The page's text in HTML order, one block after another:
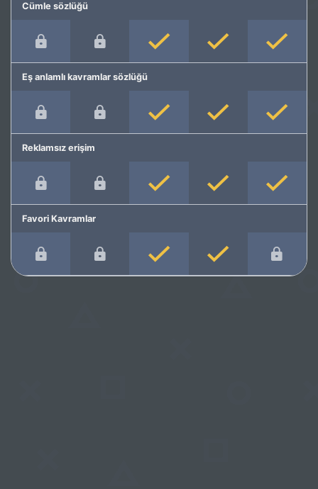
Cümle sözlüğü
Eş anlamlı kavramlar sözlüğü
Reklamsız erişim
Favori Kavramlar